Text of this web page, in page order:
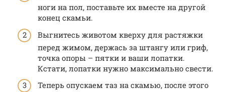
ноги на пол, поставьте их вместе на другой
конец скамьи.
Выгнитесь животом кверху для растяжки
перед жимом, держась за штангу или гриф,
точка опоры – пятки и ваши лопатки.
Кстати, лопатки нужно максимально свести.
Теперь опускаем таз на скамью, после этого